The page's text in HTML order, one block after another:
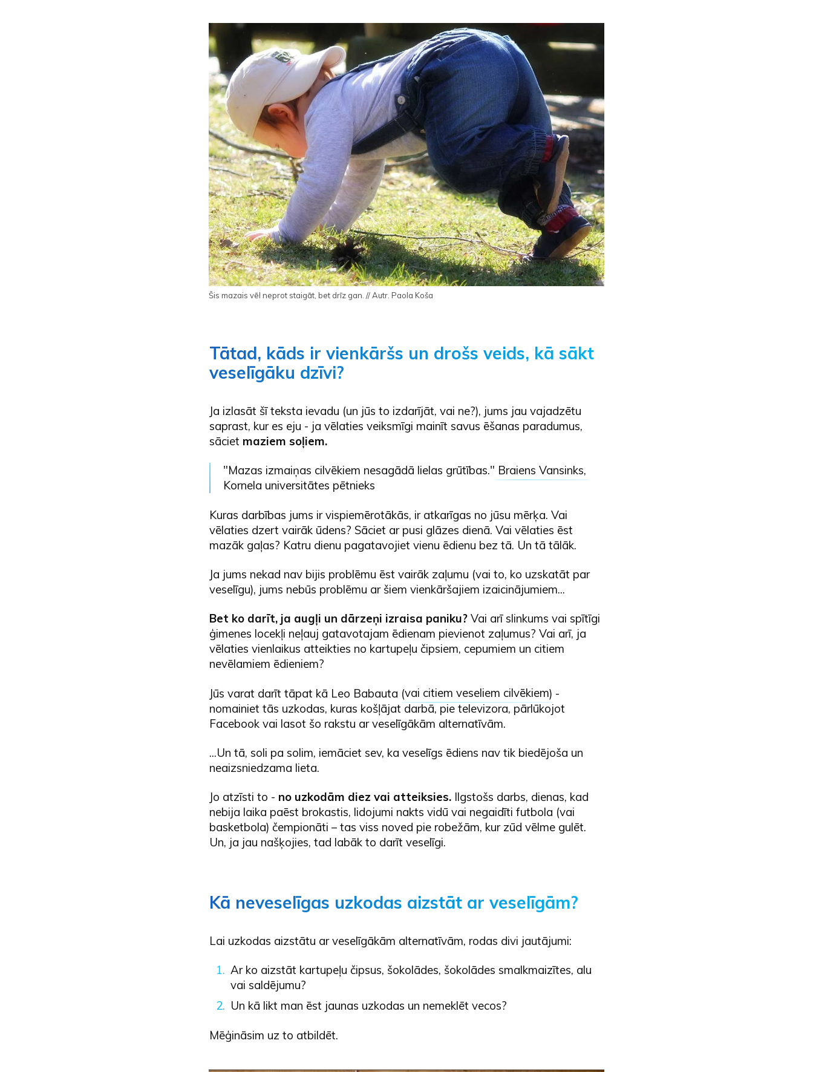
Šis mazais vēl neprot staigāt, bet drīz gan. // Autr. Paola Koša
Tātad, kāds ir vienkāršs un drošs veids, kā sākt
veselīgāku dzīvi?
Ja izlasāt šī teksta ievadu (un jūs to izdarījāt, vai ne?), jums jau vajadzētu
saprast, kur es eju - ja vēlaties veiksmīgi mainīt savus ēšanas paradumus,
sāciet maziem soļiem.
"Mazas izmaiņas cilvēkiem nesagādā lielas grūtības." Braiens Vansinks,
Kornela universitātes pētnieks
Kuras darbības jums ir vispiemērotākās, ir atkarīgas no jūsu mērķa. Vai
vēlaties dzert vairāk ūdens? Sāciet ar pusi glāzes dienā. Vai vēlaties ēst
mazāk gaļas? Katru dienu pagatavojiet vienu ēdienu bez tā. Un tā tālāk.
Ja jums nekad nav bijis problēmu ēst vairāk zaļumu (vai to, ko uzskatāt par
veselīgu), jums nebūs problēmu ar šiem vienkāršajiem izaicinājumiem...
Bet ko darīt, ja augļi un dārzeņi izraisa paniku?Vai arī slinkums vai spītīgi
ģimenes locekļi neļauj gatavotajam ēdienam pievienot zaļumus? Vai arī, ja
vēlaties vienlaikus atteikties no kartupeļu čipsiem, cepumiem un citiem
nevēlamiem ēdieniem?
Jūs varat darīt tāpat kā Leo Babauta (vai citiem veseliem cilvēkiem) -
nomainiet tās uzkodas, kuras košļājat darbā, pie televizora, pārlūkojot
Facebook vai lasot šo rakstu ar veselīgākām alternatīvām.
...Un tā, soli pa solim, iemāciet sev, ka veselīgs ēdiens nav tik biedējoša un
neaizsniedzama lieta.
Jo atzīsti to - no uzkodām diez vai atteiksies.Ilgstošs darbs, dienas, kad
nebija laika paēst brokastis, lidojumi nakts vidū vai negaidīti futbola (vai
basketbola) čempionāti – tas viss noved pie robežām, kur zūd vēlme gulēt.
Un, ja jau našķojies, tad labāk to darīt veselīgi.
Kā neveselīgas uzkodas aizstāt ar veselīgām?
Lai uzkodas aizstātu ar veselīgākām alternatīvām, rodas divi jautājumi:
Ar ko aizstāt kartupeļu čipsus, šokolādes, šokolādes smalkmaizītes, alu
vai saldējumu?
Un kā likt man ēst jaunas uzkodas un nemeklēt vecos?
Mēģināsim uz to atbildēt.